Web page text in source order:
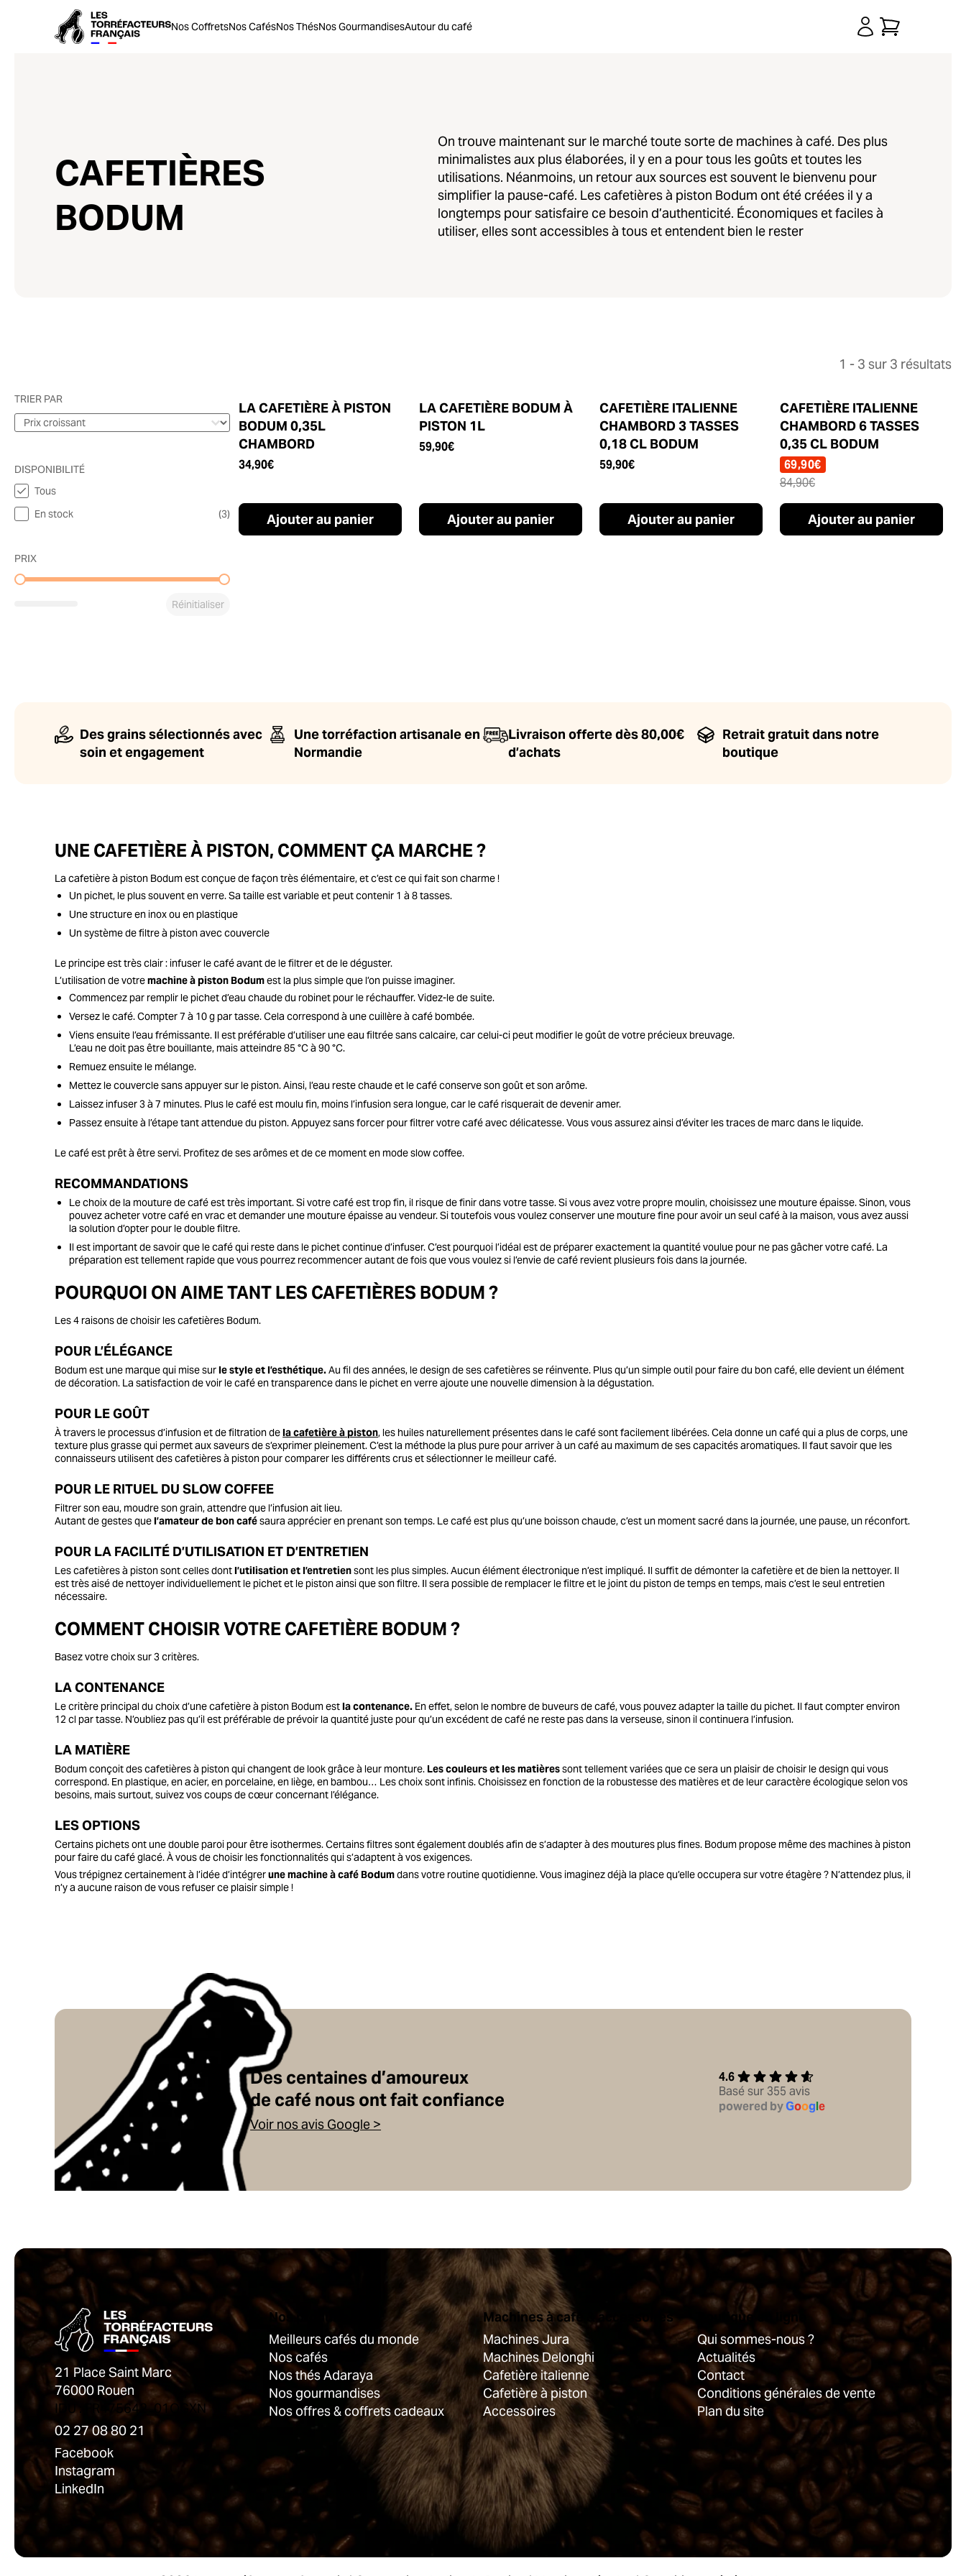
Nos CoffretsNos CafésNos ThésNos GourmandisesAutour du café
CAFETIÈRES
BODUM
On trouve maintenant sur le marché toute sorte de machines à café. Des plus
minimalistes aux plus élaborées, il y en a pour tous les goûts et toutes les
utilisations. Néanmoins, un retour aux sources est souvent le bienvenu pour
simplifier la pause-café. Les cafetières à piston Bodum ont été créées il y a
longtemps pour satisfaire ce besoin d’authenticité. Économiques et faciles à
utiliser, elles sont accessibles à tous et entendent bien le rester
1 - 3 sur 3 résultats
TRIER PAR
TRIER PAR
Trier par
DISPONIBILITÉ
DISPONIBILITÉ
Tous
En stock
(3)
PRIX
PRIX
Réinitialiser
LA CAFETIÈRE À PISTON
BODUM 0,35L
CHAMBORD
34,90€
Ajouter au panier
LA CAFETIÈRE BODUM À
PISTON 1L
59,90€
Ajouter au panier
CAFETIÈRE ITALIENNE
CHAMBORD 3 TASSES
0,18 CL BODUM
59,90€
Ajouter au panier
OFFRE
CAFETIÈRE ITALIENNE
CHAMBORD 6 TASSES
0,35 CL BODUM
69,90€
84,90€
Ajouter au panier
Des grains sélectionnés avec
soin et engagement
Une torréfaction artisanale en
Normandie
Livraison offerte dès 80,00€
d’achats
Retrait gratuit dans notre
boutique
UNE CAFETIÈRE À PISTON, COMMENT ÇA MARCHE ?
La cafetière à piston Bodum est conçue de façon très élémentaire, et c’est ce qui fait son charme !
Un pichet, le plus souvent en verre. Sa taille est variable et peut contenir 1 à 8 tasses.
Une structure en inox ou en plastique
Un système de filtre à piston avec couvercle
Le principe est très clair : infuser le café avant de le filtrer et de le déguster.
L’utilisation de votremachine à piston Bodumest la plus simple que l’on puisse imaginer.
Commencez par remplir le pichet d’eau chaude du robinet pour le réchauffer. Videz-le de suite.
Versez le café. Compter 7 à 10 g par tasse. Cela correspond à une cuillère à café bombée.
Viens ensuite l’eau frémissante. Il est préférable d’utiliser une eau filtrée sans calcaire, car celui-ci peut modifier le goût de votre précieux breuvage.
L’eau ne doit pas être bouillante, mais atteindre 85 °C à 90 °C.
Remuez ensuite le mélange.
Mettez le couvercle sans appuyer sur le piston. Ainsi, l’eau reste chaude et le café conserve son goût et son arôme.
Laissez infuser 3 à 7 minutes. Plus le café est moulu fin, moins l’infusion sera longue, car le café risquerait de devenir amer.
Passez ensuite à l’étape tant attendue du piston. Appuyez sans forcer pour filtrer votre café avec délicatesse. Vous vous assurez ainsi d’éviter les traces de marc dans le liquide.
Le café est prêt à être servi. Profitez de ses arômes et de ce moment en mode slow coffee.
RECOMMANDATIONS
Le choix de la mouture de café est très important. Si votre café est trop fin, il risque de finir dans votre tasse. Si vous avez votre propre moulin, choisissez une mouture épaisse. Sinon, vous
pouvez acheter votre café en vrac et demander une mouture épaisse au vendeur. Si toutefois vous voulez conserver une mouture fine pour avoir un seul café à la maison, vous avez aussi
la solution d’opter pour le double filtre.
Il est important de savoir que le café qui reste dans le pichet continue d’infuser. C’est pourquoi l’idéal est de préparer exactement la quantité voulue pour ne pas gâcher votre café. La
préparation est tellement rapide que vous pourrez recommencer autant de fois que vous voulez si l’envie de café revient plusieurs fois dans la journée.
POURQUOI ON AIME TANT LES CAFETIÈRES BODUM ?
Les 4 raisons de choisir les cafetières Bodum.
POUR L’ÉLÉGANCE
Bodum est une marque qui mise surle style et l’esthétique.Au fil des années, le design de ses cafetières se réinvente. Plus qu’un simple outil pour faire du bon café, elle devient un élément
de décoration. La satisfaction de voir le café en transparence dans le pichet en verre ajoute une nouvelle dimension à la dégustation.
POUR LE GOÛT
À travers le processus d’infusion et de filtration dela cafetière à piston, les huiles naturellement présentes dans le café sont facilement libérées. Cela donne un café qui a plus de corps, une
texture plus grasse qui permet aux saveurs de s’exprimer pleinement. C’est la méthode la plus pure pour arriver à un café au maximum de ses capacités aromatiques. Il faut savoir que les
connaisseurs utilisent des cafetières à piston pour comparer les différents crus et sélectionner le meilleur café.
POUR LE RITUEL DU SLOW COFFEE
Filtrer son eau, moudre son grain, attendre que l’infusion ait lieu.
Autant de gestes quel’amateur de bon cafésaura apprécier en prenant son temps. Le café est plus qu’une boisson chaude, c’est un moment sacré dans la journée, une pause, un réconfort.
POUR LA FACILITÉ D’UTILISATION ET D’ENTRETIEN
Les cafetières à piston sont celles dontl’utilisation et l’entretiensont les plus simples. Aucun élément électronique n’est impliqué. Il suffit de démonter la cafetière et de bien la nettoyer. Il
est très aisé de nettoyer individuellement le pichet et le piston ainsi que son filtre. Il sera possible de remplacer le filtre et le joint du piston de temps en temps, mais c’est le seul entretien
nécessaire.
COMMENT CHOISIR VOTRE CAFETIÈRE BODUM ?
Basez votre choix sur 3 critères.
LA CONTENANCE
Le critère principal du choix d’une cafetière à piston Bodum estla contenance. En effet, selon le nombre de buveurs de café, vous pouvez adapter la taille du pichet. Il faut compter environ
12 cl par tasse. N’oubliez pas qu’il est préférable de prévoir la quantité juste pour qu’un excédent de café ne reste pas dans la verseuse, sinon il continuera l’infusion.
LA MATIÈRE
Bodum conçoit des cafetières à piston qui changent de look grâce à leur monture. Les couleurs et les matièressont tellement variées que ce sera un plaisir de choisir le design qui vous
correspond. En plastique, en acier, en porcelaine, en liège, en bambou… Les choix sont infinis. Choisissez en fonction de la robustesse des matières et de leur caractère écologique selon vos
besoins, mais surtout, suivez vos coups de cœur concernant l’élégance.
LES OPTIONS
Certains pichets ont une double paroi pour être isothermes. Certains filtres sont également doublés afin de s’adapter à des moutures plus fines. Bodum propose même des machines à piston
pour faire du café glacé. À vous de choisir les fonctionnalités qui s’adaptent à vos exigences.
Vous trépignez certainement à l’idée d’intégrerune machine à café Bodumdans votre routine quotidienne. Vous imaginez déjà la place qu’elle occupera sur votre étagère ? N’attendez plus, il
n’y a aucune raison de vous refuser ce plaisir simple !
Des centaines d’amoureux
de café nous ont fait confiance
Voir nos avis Google >
4.6
Basé sur 355 avis
powered byGoogle
21 Place Saint Marc
76000 Rouen
IDU : FR475642_01OGXN
02 27 08 80 21
Facebook
Instagram
LinkedIn
Nos produits
Meilleurs cafés du monde
Nos cafés
Nos thés Adaraya
Nos gourmandises
Nos offres & coffrets cadeaux
Machines à café & accessoires
Machines Jura
Machines Delonghi
Cafetière italienne
Cafetière à piston
Accessoires
Boutique en ligne
Qui sommes-nous ?
Actualités
Contact
Conditions générales de vente
Plan du site